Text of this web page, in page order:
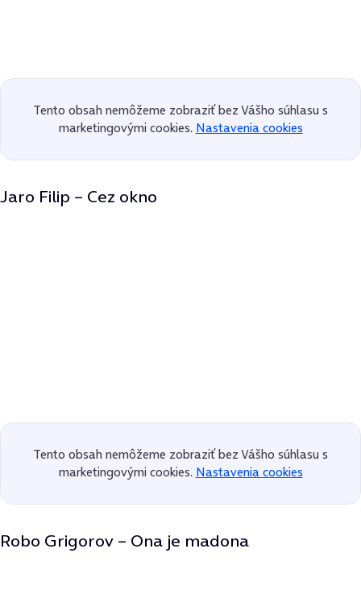
Tento obsah nemôžeme zobraziť bez Vášho súhlasu s
marketingovými cookies. Nastavenia cookies
Jaro Filip – Cez okno
Tento obsah nemôžeme zobraziť bez Vášho súhlasu s
marketingovými cookies. Nastavenia cookies
Robo Grigorov – Ona je madona